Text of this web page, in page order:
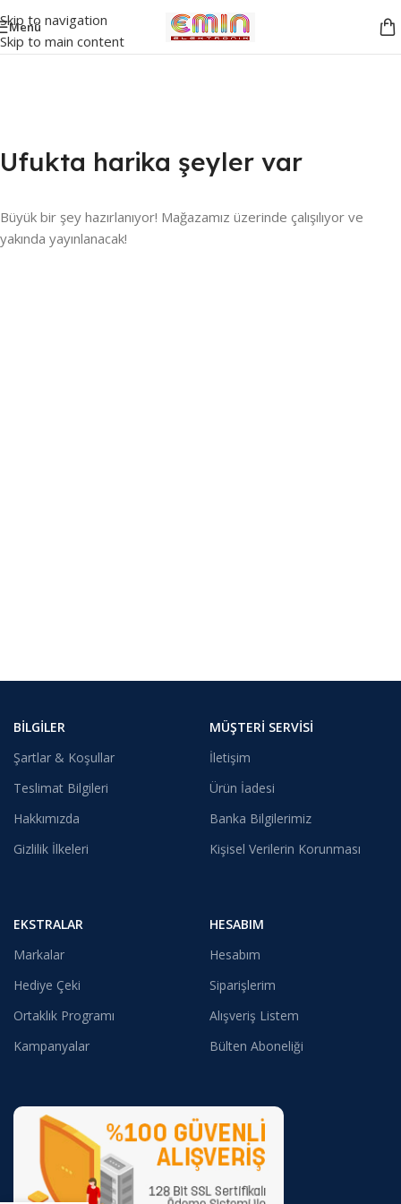
Skip to navigation
Skip to main content
Menü
Ufukta harika şeyler var
Büyük bir şey hazırlanıyor! Mağazamız üzerinde çalışılıyor ve
yakında yayınlanacak!
BILGILER
Şartlar & Koşullar
Teslimat Bilgileri
Hakkımızda
Gizlilik İlkeleri
MÜŞTERI SERVISI
İletişim
Ürün İadesi
Banka Bilgilerimiz
Kişisel Verilerin Korunması
EKSTRALAR
Markalar
Hediye Çeki
Ortaklık Programı
Kampanyalar
HESABIM
Hesabım
Siparişlerim
Alışveriş Listem
Bülten Aboneliği